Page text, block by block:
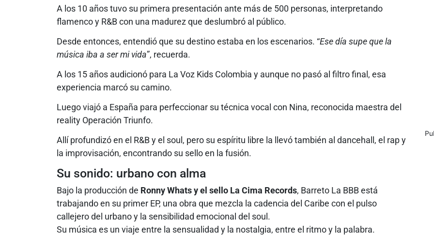
A los 10 años tuvo su primera presentación ante más de 500 personas, interpretando
flamenco y R&B con una madurez que deslumbró al público.
Desde entonces, entendió que su destino estaba en los escenarios. “Ese día supe que la
música iba a ser mi vida”, recuerda.
A los 15 años audicionó para La Voz Kids Colombia y aunque no pasó al filtro final, esa
experiencia marcó su camino.
Luego viajó a España para perfeccionar su técnica vocal con Nina, reconocida maestra del
reality Operación Triunfo.
Allí profundizó en el R&B y el soul, pero su espíritu libre la llevó también al dancehall, el rap y
la improvisación, encontrando su sello en la fusión.
Su sonido: urbano con alma
Bajo la producción de Ronny Whats y el sello La Cima Records, Barreto La BBB está
trabajando en su primer EP, una obra que mezcla la cadencia del Caribe con el pulso
callejero del urbano y la sensibilidad emocional del soul.
Su música es un viaje entre la sensualidad y la nostalgia, entre el ritmo y la palabra.